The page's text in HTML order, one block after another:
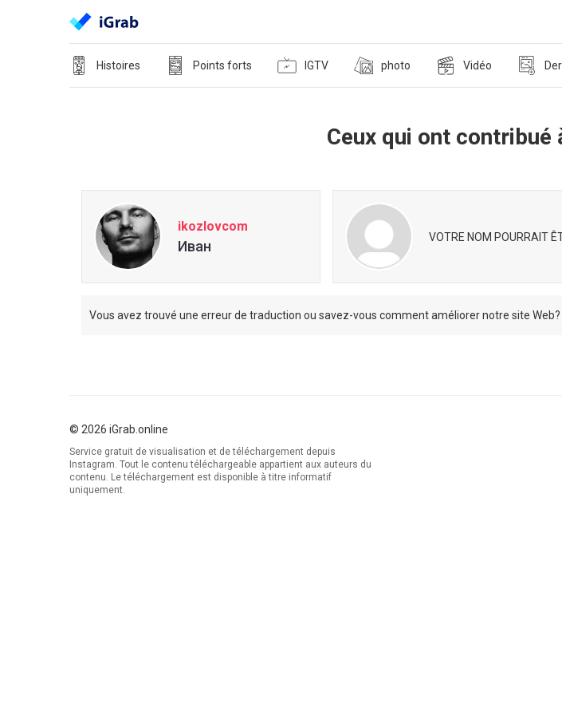
Histoires Points forts IGTV photo Vidéo
Ceux qui ont
ikozlovcom
Иван
VOTRE NOM POURRAIT
Vous avez trouvé une erreur de traduction ou savez-vous comment améliorer notre site Web?
© 2026 iGrab.online
Service gratuit de visualisation et de téléchargement depuis
Instagram. Tout le contenu téléchargeable appartient aux auteurs du
contenu. Le téléchargement est disponible à titre informatif
uniquement.